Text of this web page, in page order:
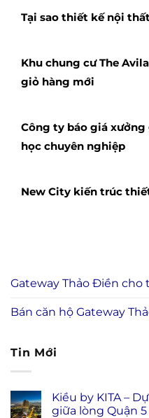
Tại sao thiết kế nội
Khu chung cư The Avila 2 không gian
giỏ hàng mới
Công ty báo giá
học chuyên nghiệp
New City kiến trúc
Gateway Thảo Điền cho
Bán căn hộ Gateway
Tin Mới
Kiều by KITA –
giữa lòng Quận 5